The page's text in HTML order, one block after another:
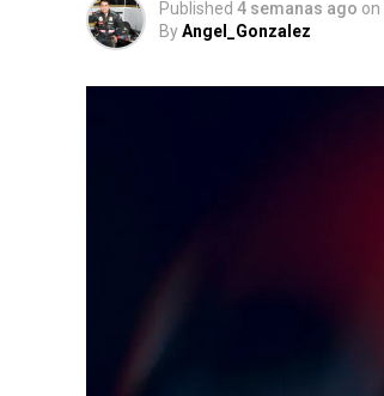
Published 4 semanas ago on
ByAngel_Gonzalez